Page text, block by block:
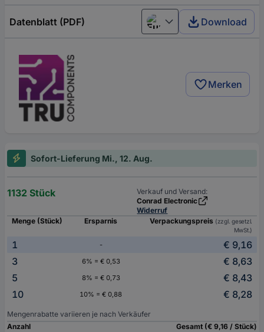
Datenblatt (PDF) European unionDownload
Merken
Sofort-Lieferung Mi., 12. Aug.
1132 Stück
Verkauf und Versand:
Conrad Electronic
Widerruf
Menge (Stück)
Ersparnis Verpackungspreis (zzgl. gesetzl.
MwSt.)
1 -
€ 9,16
3
6% = € 0,53
€ 8,63
5
8% = € 0,73
€ 8,43
10
10% = € 0,88 € 8,28
Mengenrabatte variieren je nach Verkäufer
Anzahl
Gesamt (€ 9,16 / Stück)